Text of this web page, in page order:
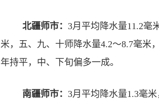
北疆师市： 3月平均降水量11.2毫
米，五、九、十师降水量4.2～8.7毫米
年持平，中、下旬偏多一成。
南疆师市： 3月平均降水量1.3毫